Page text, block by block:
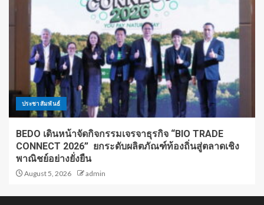
ประชาสัมพันธ์
BEDO เดินหน้าจัดกิจกรรมเจรจาธุรกิจ “BIO TRADE
CONNECT 2026” ยกระดับผลิตภัณฑ์ท้องถิ่นสู่ตลาดเชิง
พาณิชย์อย่างยั่งยืน
August 5, 2026 admin